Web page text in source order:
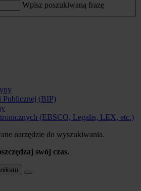
Wpisz poszukiwaną frazę
Publicznej (BIP)
(EBSCO, Legalis, LEX, etc.)
narzędzie do wyszukiwania.
swój czas.